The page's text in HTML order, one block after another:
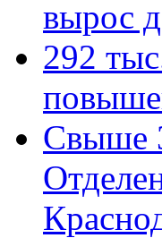
вырос
292
Свыше